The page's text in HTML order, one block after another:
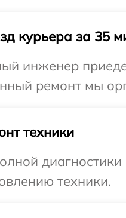
курьера за 35
инженер
ремонт мы
техники
техники.